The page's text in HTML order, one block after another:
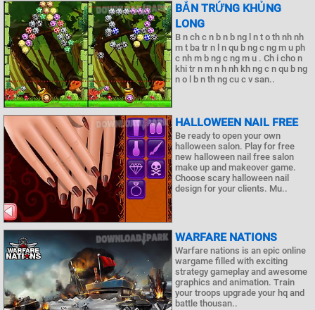
BẮN TRỨNG KHỦNG
LONG
B n ch c n b n b ng l n t o th nh nh
m t ba tr n l n qu b ng c ng m u ph
c nh m b ng c ng m u . Ch i cho n
khi tr n m n h nh kh ng c n qu b ng
n o l b n th ng cu c v san..
HALLOWEEN NAIL FREE
Be ready to open your own
halloween salon. Play for free
new halloween nail free salon
make up and makeover game.
Choose scary halloween nail
design for your clients. Mu..
WARFARE NATIONS
Warfare nations is an epic online
wargame filled with exciting
strategy gameplay and awesome
graphics and animation. Train
your troops upgrade your hq and
battle thousan..